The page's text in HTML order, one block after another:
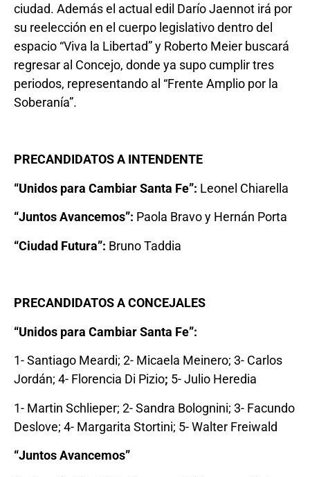
ciudad. Además el actual edil Darío Jaennot irá por
su reelección en el cuerpo legislativo dentro del
espacio “Viva la Libertad” y Roberto Meier buscará
regresar al Concejo, donde ya supo cumplir tres
periodos, representando al “Frente Amplio por la
Soberanía”.
PRECANDIDATOS A INTENDENTE
“Unidos para Cambiar Santa Fe”: Leonel Chiarella
“Juntos Avancemos”: Paola Bravoy Hernán Porta
“Ciudad Futura”: Bruno Taddia
PRECANDIDATOS A CONCEJALES
“Unidos para Cambiar Santa Fe”:
1- Santiago Meardi; 2- Micaela Meinero; 3- Carlos
Jordán; 4- Florencia Di Pizio; 5- Julio Heredia
1- Martin Schlieper; 2- Sandra Bolognini; 3- Facundo
Deslove; 4- Margarita Stortini; 5- Walter Freiwald
“Juntos Avancemos”